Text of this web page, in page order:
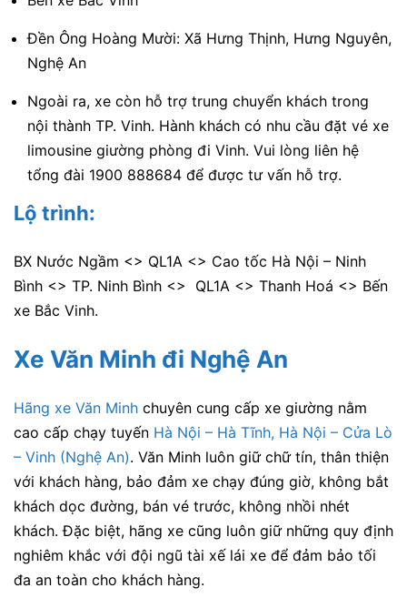
Đền Ông Hoàng Mười: Xã Hưng Thịnh, Hưng Nguyên,
Nghệ An
Ngoài ra, xe còn hỗ trợ trung chuyển khách trong
nội thành TP. Vinh. Hành khách có nhu cầu đặt vé xe
limousine giường phòng đi Vinh. Vui lòng liên hệ
tổng đài 1900 888684 để được tư vấn hỗ trợ.
Lộ trình:
BX Nước Ngầm <> QL1A <> Cao tốc Hà Nội – Ninh
Bình <> TP. Ninh Bình <> QL1A <> Thanh Hoá <> Bến
xe Bắc Vinh.
Xe Văn Minh đi Nghệ An
Hãng xe Văn Minh chuyên cung cấp xe giường nằm
cao cấp chạy tuyến Hà Nội – Hà Tĩnh, Hà Nội – Cửa Lò
– Vinh (Nghệ An). Văn Minh luôn giữ chữ tín, thân thiện
với khách hàng, bảo đảm xe chạy đúng giờ, không bắt
khách dọc đường, bán vé trước, không nhồi nhét
khách. Đặc biệt, hãng xe cũng luôn giữ những quy định
nghiêm khắc với đội ngũ tài xế lái xe để đảm bảo tối
đa an toàn cho khách hàng.